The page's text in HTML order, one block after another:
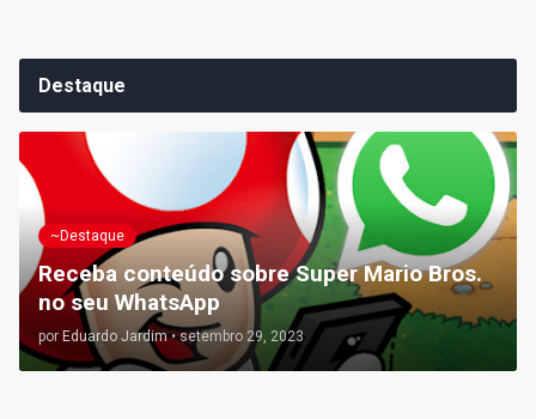
Destaque
~Destaque
Receba conteúdo sobre Super Mario Bros.
no seu WhatsApp
por Eduardo Jardim • setembro 29, 2023